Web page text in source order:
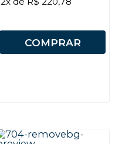
COMPRAR